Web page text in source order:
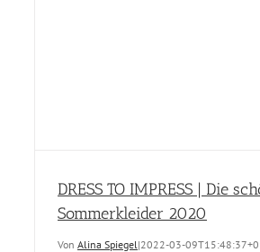
DRESS TO IMPRESS | Die
Sommerkleider 2020
Von Alina Spiegel|2022-03-